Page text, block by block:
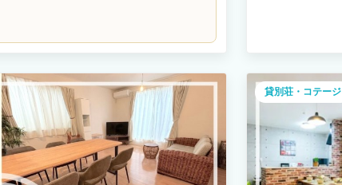
貸別荘・コテージ